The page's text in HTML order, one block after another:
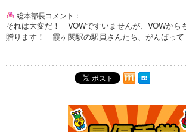
総本部長コメント：
それは大変だ！ VOWですいませんが、VOWから
贈ります！ 霞ヶ関駅の駅員さんたち、がんばっ